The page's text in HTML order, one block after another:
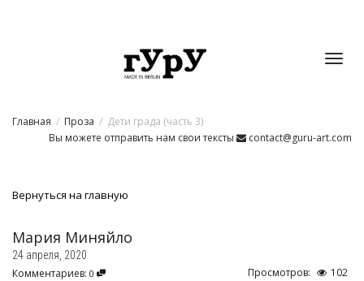
Главная Проза
Дети града (часть 3)
Вы можете отправить нам свои тексты
contact@guru-art.com
Вернуться на главную
Мария Миняйло
24 апреля, 2020
Комментариев: 0 Просмотров:
102